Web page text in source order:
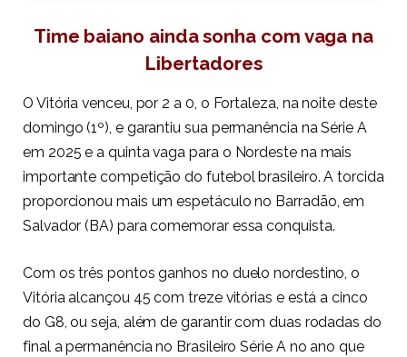
Time baiano ainda sonha com vaga na
Libertadores
O Vitória venceu, por 2 a 0, o Fortaleza, na noite deste
domingo (1º), e garantiu sua permanência na Série A
em 2025 e a quinta vaga para o Nordeste na mais
importante competição do futebol brasileiro. A torcida
proporcionou mais um espetáculo no Barradão, em
Salvador (BA) para comemorar essa conquista.
Com os três pontos ganhos no duelo nordestino, o
Vitória alcançou 45 com treze vitórias e está a cinco
do G8, ou seja, além de garantir com duas rodadas do
final a permanência no Brasileiro Série A no ano que